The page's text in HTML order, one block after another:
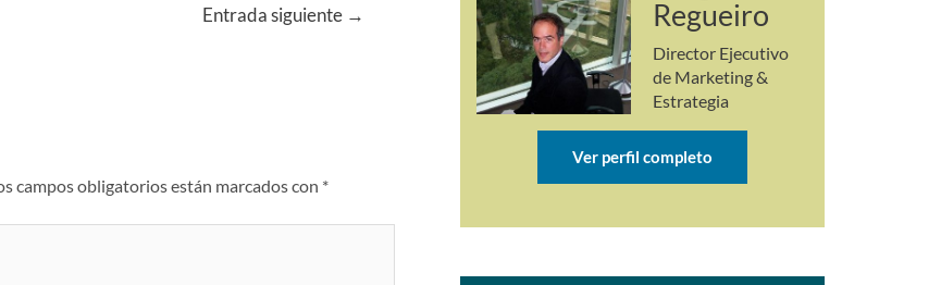
Entrada siguiente →
campos obligatorios están marcados con *
Regueiro
Director Ejecutivo
de Marketing &
Estrategia
Ver perfil completo